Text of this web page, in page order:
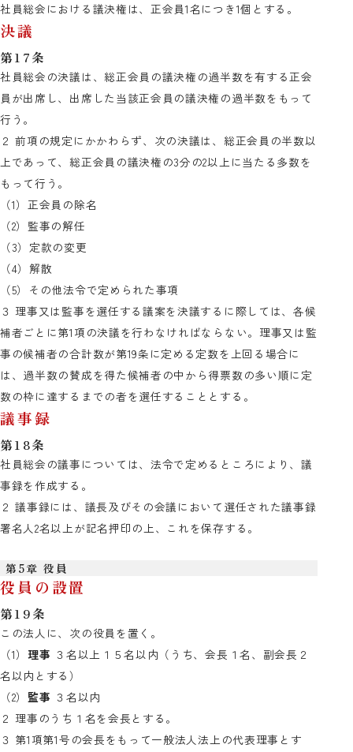
社員総会における議決権は、正会員1名につき1個とする。
決議
第17条
社員総会の決議は、総正会員の議決権の過半数を有する正会
員が出席し、出席した当該正会員の議決権の過半数をもって
行う。
２ 前項の規定にかかわらず、次の決議は、総正会員の半数以
上であって、総正会員の議決権の3分の2以上に当たる多数を
もって行う。
（1）正会員の除名
（2）監事の解任
（3）定款の変更
（4）解散
（5）その他法令で定められた事項
３ 理事又は監事を選任する議案を決議するに際しては、各候
補者ごとに第1項の決議を行わなければならない。理事又は監
事の候補者の合計数が第19条に定める定数を上回る場合に
は、過半数の賛成を得た候補者の中から得票数の多い順に定
数の枠に達するまでの者を選任することとする。
議事録
第18条
社員総会の議事については、法令で定めるところにより、議
事録を作成する。
２ 議事録には、議長及びその会議において選任された議事録
署名人2名以上が記名押印の上、これを保存する。
第5章 役員
役員の設置
第19条
この法人に、次の役員を置く。
（1）理事 ３名以上１５名以内（うち、会長１名、副会長２
名以内とする）
（2）監事 ３名以内
２ 理事のうち１名を会長とする。
３ 第1項第1号の会長をもって一般法人法上の代表理事とす